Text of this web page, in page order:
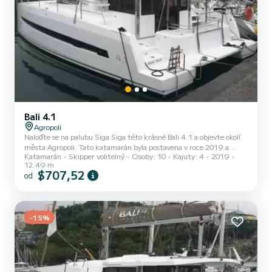
Bali 4.1
Agropoli
Naloďte se na palubu Siga Siga této krásné Bali 4.1 a objevte okolí
města Agropoli. Tato katamarán byla postavena v roce 2019 a
nabízí úžasné pohodlí a výkonnost na moři. Počet komfortních
kajut: 4 a počet osob na lodi: 10. S celkovou délkou13 m a výkonem
HP bude tato loď vaším nejlepším společníkem na nezapomenutelné
navíječi. Konkrétně zahrnuje následujíc...
Katamarán Skipper volitelný Osoby: 10 Kajuty: 4
2019
12.49 m
od $707,52
-15%